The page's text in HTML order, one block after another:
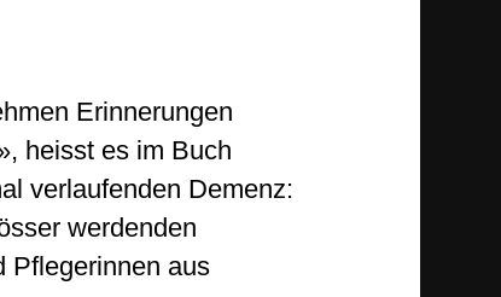
Erinnerungen
heisst es im Buch
verlaufenden Demenz:
werdenden
Pflegerinnen aus